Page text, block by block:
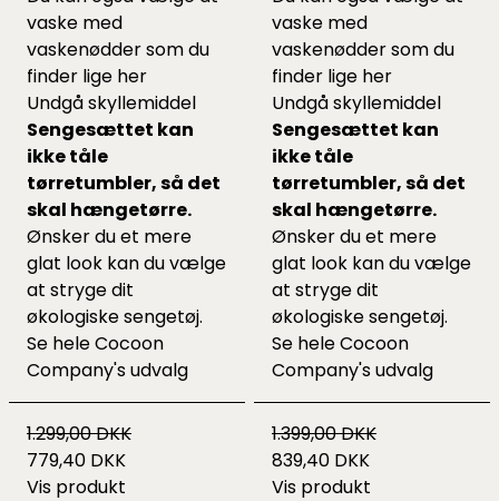
vaske med
vaskenødder som du
finder lige her
Undgå skyllemiddel
Sengesættet kan
ikke tåle
tørretumbler, så det
skal hængetørre.
Ønsker du et mere
glat look kan du vælge
at stryge dit
økologiske sengetøj.
Se heleCocoon
Company's udvalg
1.299,00 DKK
779,40 DKK
Vis produkt
vaske med
vaskenødder som du
finder lige her
Undgå skyllemiddel
Sengesættet kan
ikke tåle
tørretumbler, så det
skal hængetørre.
Ønsker du et mere
glat look kan du vælge
at stryge dit
økologiske sengetøj.
Se heleCocoon
Company's udvalg
1.399,00 DKK
839,40 DKK
Vis produkt